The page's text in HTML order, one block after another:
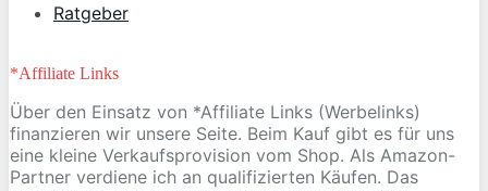
Ratgeber
*Affiliate Links
Über den Einsatz von *Affiliate Links (Werbelinks)
finanzieren wir unsere Seite. Beim Kauf gibt es für uns
eine kleine Verkaufsprovision vom Shop. Als Amazon-
Partner verdiene ich an qualifizierten Käufen. Das